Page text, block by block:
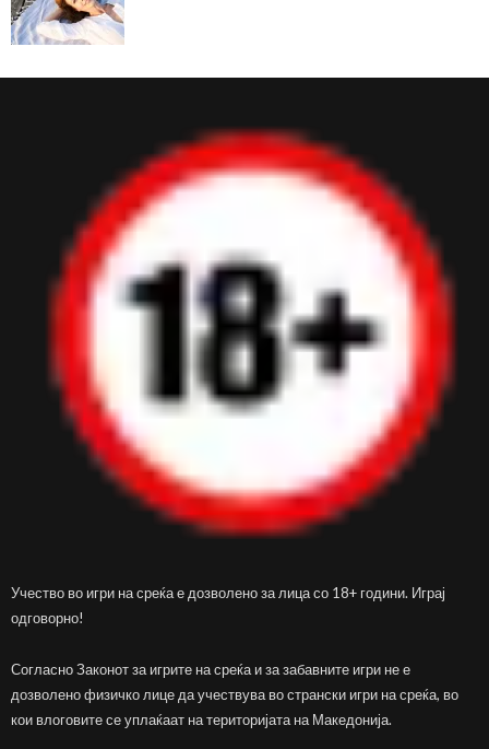
Учество во игри на среќа е дозволено за лица со 18+ години. Играј
одговорно!
Согласно Законот за игрите на среќа и за забавните игри не е
дозволено физичко лице да учествува во странски игри на среќа, во
кои влоговите се уплаќаат на територијата на Македонија.